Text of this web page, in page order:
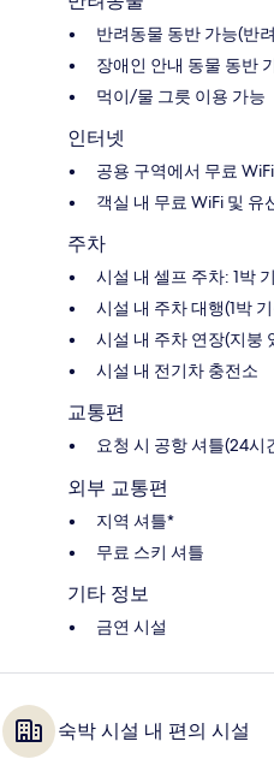
반려동물 동반 가능(반
장애인 안내 동물 동반
먹이/물 그릇 이용 가능
인터넷
공용 구역에서 무료
객실 내 무료 WiFi 및 유
주차
시설 내 셀프 주차: 1박
시설 내 주차 대행(1박
시설 내 주차 연장(지붕
시설 내 전기차 충전소
교통편
요청 시 공항 셔틀(24시
외부 교통편
지역 셔틀*
무료 스키 셔틀
기타 정보
금연 시설
숙박 시설 내 편의 시설